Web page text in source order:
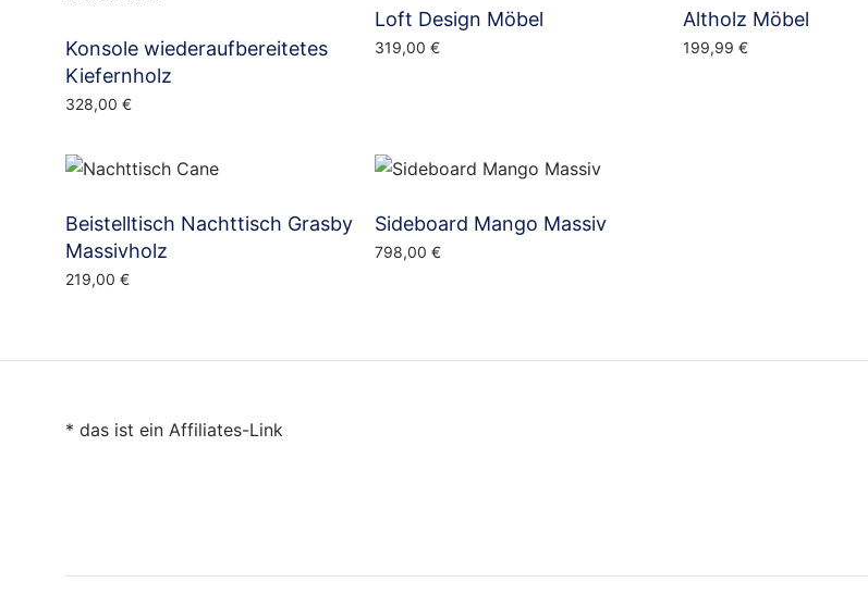
Konsole wiederaufbereitetes
Kiefernholz
328,00 €
Loft Design Möbel
319,00 €
Altholz Möbel
199,99 €
Beistelltisch Nachttisch Grasby
Massivholz
219,00 €
Sideboard Mango Massiv
798,00 €
* das ist ein Affiliates-Link